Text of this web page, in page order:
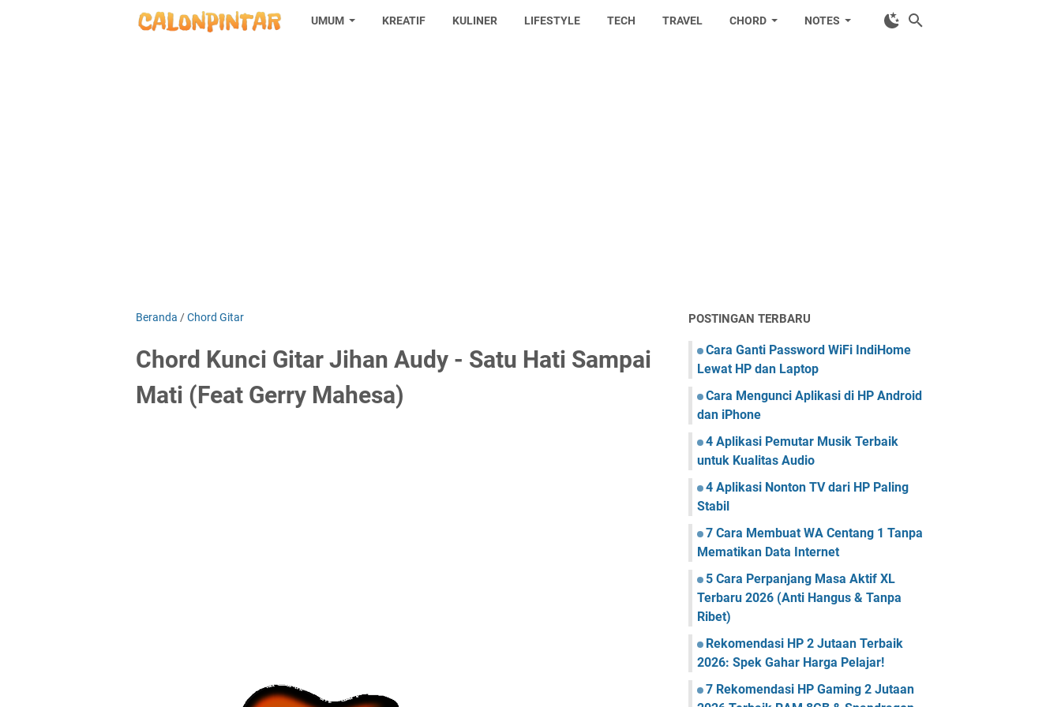
UMUM KREATIF KULINER LIFESTYLE TECH TRAVEL CHORD NOTES
Beranda /Chord Gitar
Chord Kunci Gitar Jihan Audy - Satu Hati Sampai
Mati (Feat Gerry Mahesa)
POSTINGAN TERBARU
Cara Ganti Password WiFi IndiHome
Lewat HP dan Laptop
Cara Mengunci Aplikasi di HP Android
dan iPhone
4 Aplikasi Pemutar Musik Terbaik
untuk Kualitas Audio
4 Aplikasi Nonton TV dari HP Paling
Stabil
7 Cara Membuat WA Centang 1 Tanpa
Mematikan Data Internet
5 Cara Perpanjang Masa Aktif XL
Terbaru 2026 (Anti Hangus & Tanpa
Ribet)
Rekomendasi HP 2 Jutaan Terbaik
2026: Spek Gahar Harga Pelajar!
7 Rekomendasi HP Gaming 2 Jutaan